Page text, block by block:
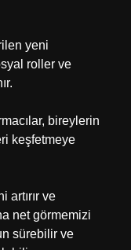
yeni
roller ve
bireylerin
keşfetmeye
artırır ve
net görmemizi
sürebilir ve